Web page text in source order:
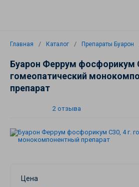
Главная Каталог Препараты Буарон
Буарон Феррум фосфорикум
гомеопатический
препарат
2 отзыва
Цена